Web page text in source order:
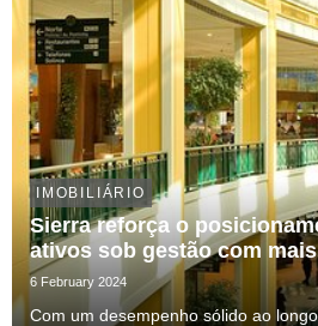
IMOBILIÁRIO
Sierra reforça o
ativos sob gestão com
6 February 2024
Com um desempenho sólido ao